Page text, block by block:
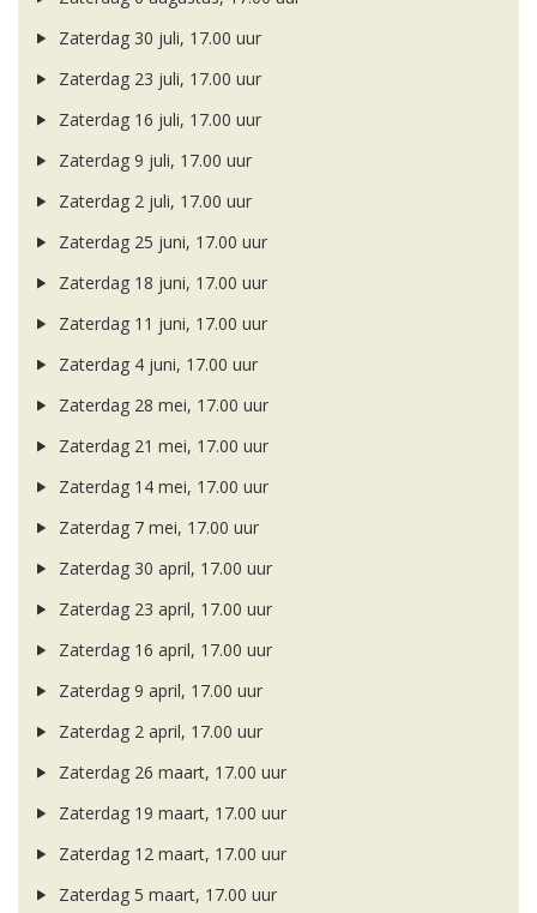
Zaterdag 30 juli, 17.00 uur
Zaterdag 23 juli, 17.00 uur
Zaterdag 16 juli, 17.00 uur
Zaterdag 9 juli, 17.00 uur
Zaterdag 2 juli, 17.00 uur
Zaterdag 25 juni, 17.00 uur
Zaterdag 18 juni, 17.00 uur
Zaterdag 11 juni, 17.00 uur
Zaterdag 4 juni, 17.00 uur
Zaterdag 28 mei, 17.00 uur
Zaterdag 21 mei, 17.00 uur
Zaterdag 14 mei, 17.00 uur
Zaterdag 7 mei, 17.00 uur
Zaterdag 30 april, 17.00 uur
Zaterdag 23 april, 17.00 uur
Zaterdag 16 april, 17.00 uur
Zaterdag 9 april, 17.00 uur
Zaterdag 2 april, 17.00 uur
Zaterdag 26 maart, 17.00 uur
Zaterdag 19 maart, 17.00 uur
Zaterdag 12 maart, 17.00 uur
Zaterdag 5 maart, 17.00 uur